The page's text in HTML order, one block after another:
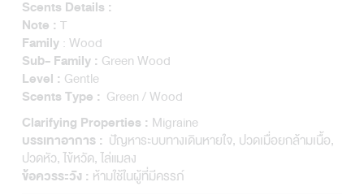
Scents Details :
Note : T
Family: Wood
Sub- Family : Green Wood
Level : Gentle
Scents Type : Green / Wood
Clarifying Properties : Migraine
บรรเทาอาการ : ปัญหาระบบทางเดินหายใจ, ปวดเมื่อยกล้ามเนื้อ,
ปวดหัว, ไข้หวัด, ไล่แมลง
ข้อควรระวัง : ห้ามใช้ในผู้ที่มีครรภ์